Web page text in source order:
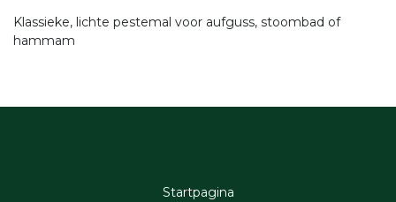
Klassieke, lichte pestemal voor aufguss, stoombad of
hammam
Startpagina